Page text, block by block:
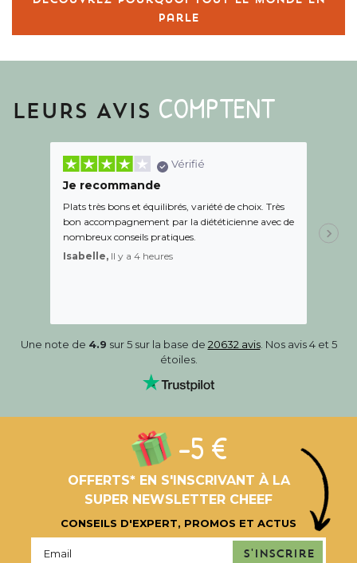
parle
LEURS AVIS COMPTENT
Vérifié
Je recommande
Plats très bons et équilibrés, variété de choix. Très
bon accompagnement par la diététicienne avec de
nombreux conseils pratiques.
Isabelle, Il y a 4 heures
de l
aidé
Une note de 4.9 sur 5 sur la base de 20632 avis. Nos avis 4 et 5
étoiles.
-5 €
OFFERTS* EN S'INSCRIVANT À LA
SUPER NEWSLETTER CHEEF
CONSEILS D'EXPERT, PROMOS ET ACTUS
S'inscrire